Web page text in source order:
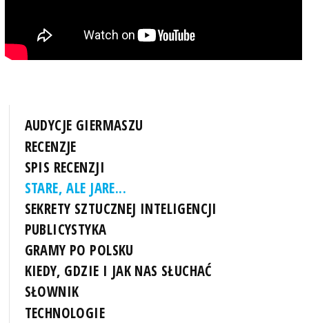
AUDYCJE GIERMASZU
RECENZJE
SPIS RECENZJI
STARE, ALE JARE...
SEKRETY SZTUCZNEJ INTELIGENCJI
PUBLICYSTYKA
GRAMY PO POLSKU
KIEDY, GDZIE I JAK NAS SŁUCHAĆ
SŁOWNIK
TECHNOLOGIE